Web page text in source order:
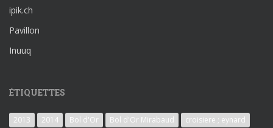
ipik.ch
Pavillon
Inuuq
ÉTIQUETTES
2013 2014 Bol d'Or Bol d'Or Mirabaud croisiere ; eynard